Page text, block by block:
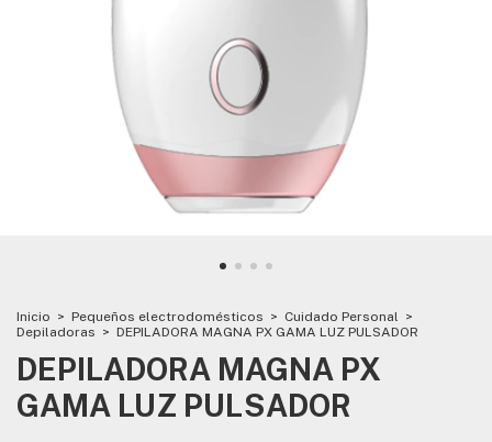
Inicio > Pequeños electrodomésticos > Cuidado Personal >
Depiladoras > DEPILADORA MAGNA PX GAMA LUZ PULSADOR
DEPILADORA MAGNA PX
GAMA LUZ PULSADOR